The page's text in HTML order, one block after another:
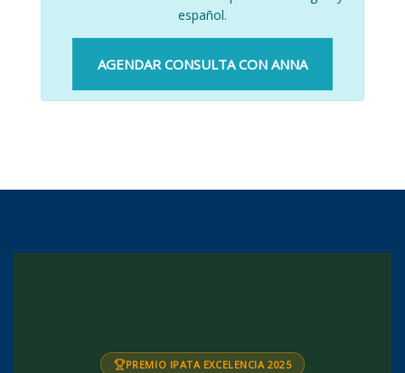
español.
AGENDAR CONSULTA CON ANNA
PREMIO IPATA EXCELENCIA 2025